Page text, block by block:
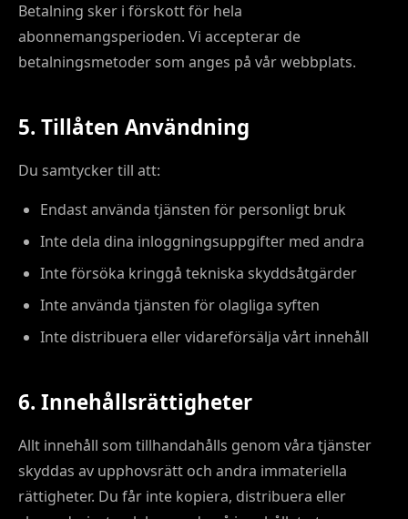
Betalning sker i förskott för hela
abonnemangsperioden. Vi accepterar de
betalningsmetoder som anges på vår webbplats.
5. Tillåten Användning
Du samtycker till att:
Endast använda tjänsten för personligt bruk
Inte dela dina inloggningsuppgifter med andra
Inte försöka kringgå tekniska skyddsåtgärder
Inte använda tjänsten för olagliga syften
Inte distribuera eller vidareförsälja vårt innehåll
6. Innehållsrättigheter
Allt innehåll som tillhandahålls genom våra tjänster
skyddas av upphovsrätt och andra immateriella
rättigheter. Du får inte kopiera, distribuera eller